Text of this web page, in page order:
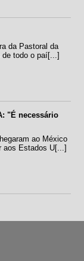
da Pastoral da
de todo o paí[...]
"É necessário
ao México
aos Estados U[...]